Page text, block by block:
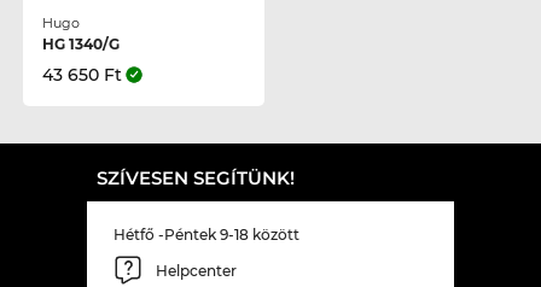
Hugo
HG 1340/G
43 650 Ft
SZÍVESEN SEGÍTÜNK!
Hétfő -Péntek 9-18 között
Helpcenter